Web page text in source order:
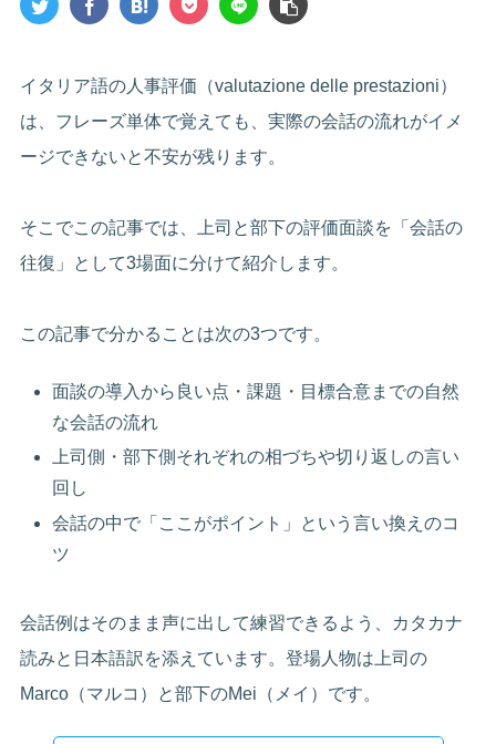
イタリア語の人事評価（valutazione delle prestazioni）
は、フレーズ単体で覚えても、実際の会話の流れがイメ
ージできないと不安が残ります。
そこでこの記事では、上司と部下の評価面談を「会話の
往復」として3場面に分けて紹介します。
この記事で分かることは次の3つです。
面談の導入から良い点・課題・目標合意までの自然
な会話の流れ
上司側・部下側それぞれの相づちや切り返しの言い
回し
会話の中で「ここがポイント」という言い換えのコ
ツ
会話例はそのまま声に出して練習できるよう、カタカナ
読みと日本語訳を添えています。登場人物は上司の
Marco（マルコ）と部下のMei（メイ）です。